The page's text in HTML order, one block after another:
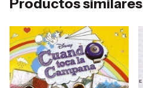
Productos similares